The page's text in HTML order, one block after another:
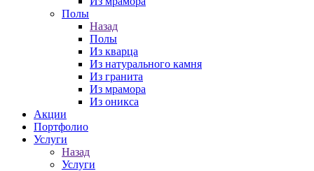
Полы
Назад
Полы
Из кварца
Из натурального камня
Из гранита
Из мрамора
Из оникса
Акции
Портфолио
Услуги
Назад
Услуги